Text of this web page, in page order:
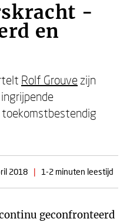
-
en
Rolf Grouve zijn
toekomstbestendig
2018 | 1-2 minuten leestijd
geconfronteerd